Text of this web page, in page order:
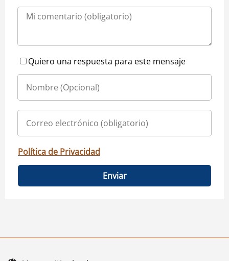
Quiero una respuesta para este mensaje
Política de Privacidad
Enviar